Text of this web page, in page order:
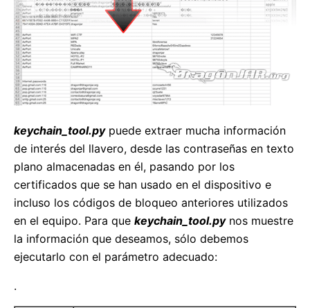
keychain_tool.pypuede extraer mucha información
de interés del llavero, desde las contraseñas en texto
plano almacenadas en él, pasando por los
certificados que se han usado en el dispositivo e
incluso los códigos de bloqueo anteriores utilizados
en el equipo. Para que keychain_tool.pynos muestre
la información que deseamos, sólo debemos
ejecutarlo con el parámetro adecuado:
.